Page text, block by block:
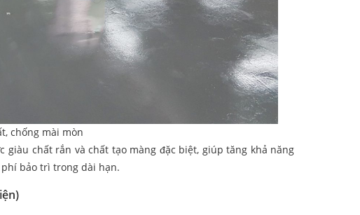
chống mài mòn
chất rắn và chất tạo màng đặc biệt, giúp tăng khả năng
bảo trì trong dài hạn.